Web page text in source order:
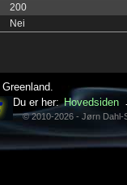
200
Nei
Du er her:Hovedsiden
© 2010-2026 - Jørn Dahl-